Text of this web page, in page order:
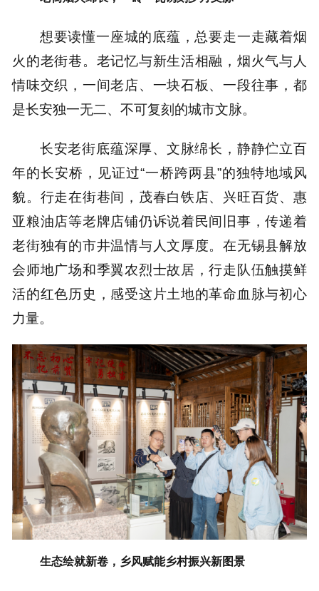
想要读懂一座城的底蕴，总要走一走藏着烟
火的老街巷。老记忆与新生活相融，烟火气与人
情味交织，一间老店、一块石板、一段往事，都
是长安独一无二、不可复刻的城市文脉。
长安老街底蕴深厚、文脉绵长，静静伫立百
年的长安桥，见证过“一桥跨两县”的独特地域风
貌。行走在街巷间，茂春白铁店、兴旺百货、惠
亚粮油店等老牌店铺仍诉说着民间旧事，传递着
老街独有的市井温情与人文厚度。在无锡县解放
会师地广场和季翼农烈士故居，行走队伍触摸鲜
活的红色历史，感受这片土地的革命血脉与初心
力量。
生态绘就新卷，乡风赋能乡村振兴新图景